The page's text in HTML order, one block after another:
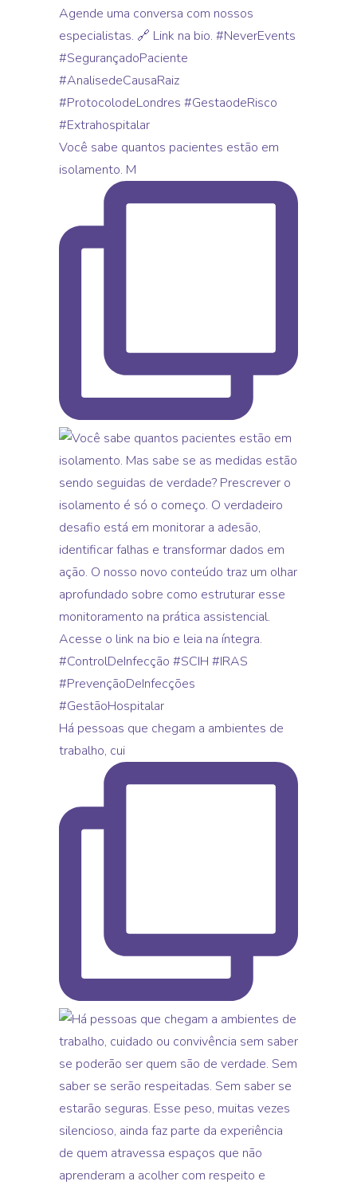
Você sabe quantos pacientes estão em
isolamento. M
Há pessoas que chegam a ambientes de
trabalho, cui